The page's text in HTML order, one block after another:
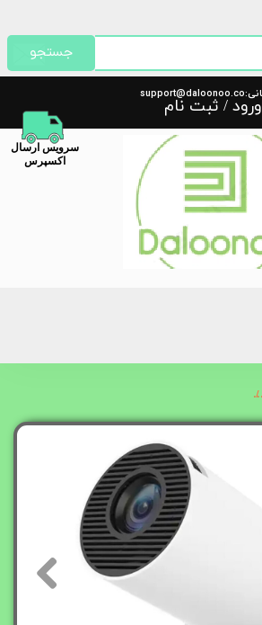
پشتیبانی:support@daloonoo.co
​سرویس ارسال
اکسپرس
جستجو
ورود / ثبت نام